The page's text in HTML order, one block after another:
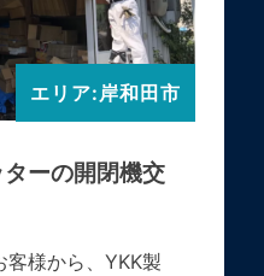
エリア:岸和田市
ーの開閉機交
客様から、YKK製